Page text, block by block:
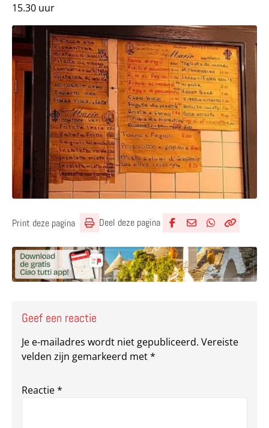
15.30 uur
Print deze pagina Deel deze pagina
Geef een reactie
Je e-mailadres wordt niet gepubliceerd. Vereiste
velden zijn gemarkeerd met*
Reactie*